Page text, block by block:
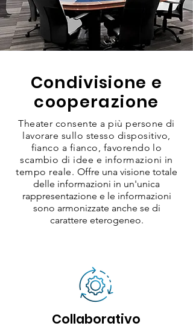
Condivisione e
cooperazione
Theater consente a più persone di
lavorare sullo stesso dispositivo,
fianco a fianco, favorendo lo
scambio di idee e informazioni in
tempo reale. Offre una visione totale
delle informazioni in un'unica
rappresentazione e le informazioni
sono armonizzate anche se di
carattere eterogeneo.
Collaborativo